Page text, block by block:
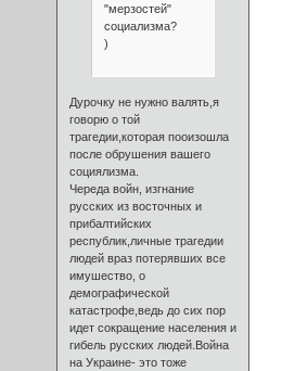
"мерзостей"
социализма?
)
Дурочку не нужно валять,я
говорю о той
трагедии,которая пооизошла
после обрушения вашего
социялизма.
Череда войн, изгнание
русских из восточных и
прибалтийских
республик,личные трагедии
людей враз потерявших все
имушество, о
демографической
катастрофе,ведь до сих пор
идет сокращение населения и
гибель русских людей.Война
на Украине- это тоже